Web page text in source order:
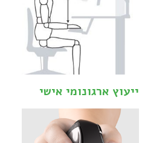
ייעוץ ארגונומי אישי